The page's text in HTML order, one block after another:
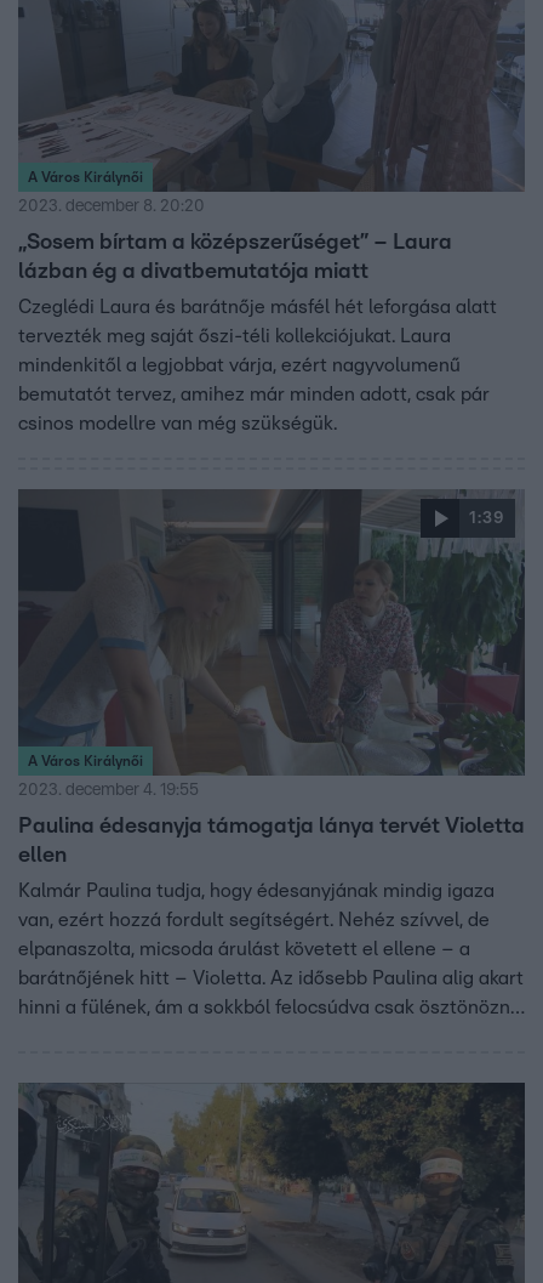
A Város Királynői
2023. december 8. 20:20
„Sosem bírtam a középszerűséget” – Laura
lázban ég a divatbemutatója miatt
Czeglédi Laura és barátnője másfél hét leforgása alatt
tervezték meg saját őszi-téli kollekciójukat. Laura
mindenkitől a legjobbat várja, ezért nagyvolumenű
bemutatót tervez, amihez már minden adott, csak pár
csinos modellre van még szükségük.
1:39
A Város Királynői
2023. december 4. 19:55
Paulina édesanyja támogatja lánya tervét Violetta
ellen
Kalmár Paulina tudja, hogy édesanyjának mindig igaza
van, ezért hozzá fordult segítségért. Nehéz szívvel, de
elpanaszolta, micsoda árulást követett el ellene – a
barátnőjének hitt – Violetta. Az idősebb Paulina alig akart
hinni a fülének, ám a sokkból felocsúdva csak ösztönözni